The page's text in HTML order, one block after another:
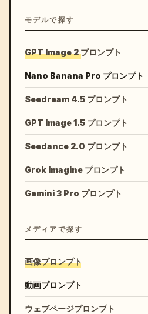
モデルで探す
GPT Image 2 プロンプト
Nano Banana Pro プロンプト
Seedream 4.5 プロンプト
GPT Image 1.5 プロンプト
Seedance 2.0 プロンプト
Grok Imagine プロンプト
Gemini 3 Pro プロンプト
メディアで探す
画像プロンプト
動画プロンプト
ウェブページプロンプト